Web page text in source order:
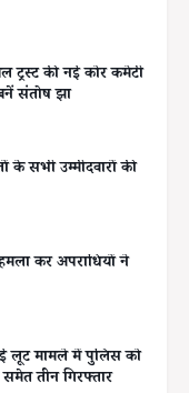
ट्रस्ट की नई कोर कमेटी
संतोष झा
के सभी उम्मीदवारों की
कर अपराधियों ने
लूट मामले में पुलिस को
तीन गिरफ्तार